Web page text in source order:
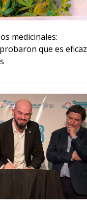
medicinales:
que es eficaz